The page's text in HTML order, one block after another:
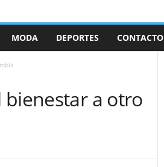
MODA DEPORTES CONTACTO
bienestar a otro